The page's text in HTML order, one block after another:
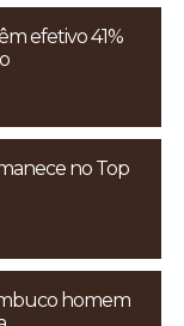
efetivo 41%
no Top
homem